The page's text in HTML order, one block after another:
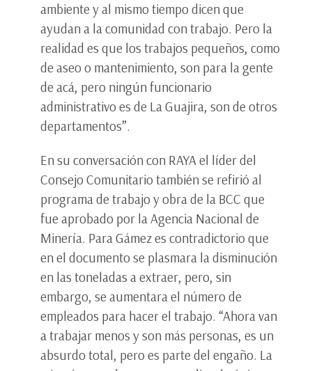
ambiente y al mismo tiempo dicen que
ayudan a la comunidad con trabajo. Pero la
realidad es que los trabajos pequeños, como
de aseo o mantenimiento, son para la gente
de acá, pero ningún funcionario
administrativo es de La Guajira, son de otros
departamentos”.
En su conversación con RAYA el líder del
Consejo Comunitario también se refirió al
programa de trabajo y obra de la BCC que
fue aprobado por la Agencia Nacional de
Minería. Para Gámez es contradictorio que
en el documento se plasmara la disminución
en las toneladas a extraer, pero, sin
embargo, se aumentara el número de
empleados para hacer el trabajo. “Ahora van
a trabajar menos y son más personas, es un
absurdo total, pero es parte del engaño. La